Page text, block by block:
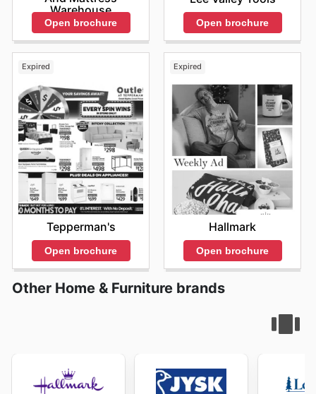
Sleep Factory sales. L'encouragement à vérifier
régulièrement le
The Sleep Factory ad this week n'est
pas seulement une suggestion, mais une invitation à
saisir des occasions d'économiser et de bénéficier de
produits de qualité supérieure à des prix compétitifs. Ils
valorisent la transparence et la commodité, et leur
plateforme en ligne est conçue pour offrir une
expérience utilisateur fluide et informative. En restant
connectés aux canaux de communication de The Sleep
Factory, les consommateurs s'assurent d'être toujours
au courant des meilleures aubaines. Visitez The Sleep
Factory's website today to explore the best deals and
start saving now.
Warehouse
Open brochure Open brochure
Expired
Tepperman's
Open brochure
Expired
Hallmark
Open brochure
Other Home & Furniture brands